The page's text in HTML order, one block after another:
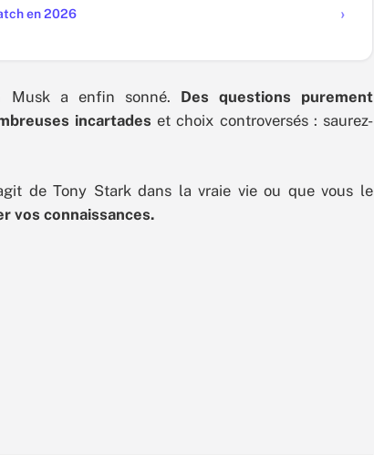
en 2026
Musk a enfin sonné. Des questions purement
incartades et choix controversés : saurez-
de Tony Stark dans la vraie vie ou que vous le
vos connaissances.